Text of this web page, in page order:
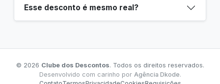
Esse desconto é mesmo real?
© 2026 Clube dos Descontos. Todos os direitos reservados.
Desenvolvido com carinho por Agência Dkode.